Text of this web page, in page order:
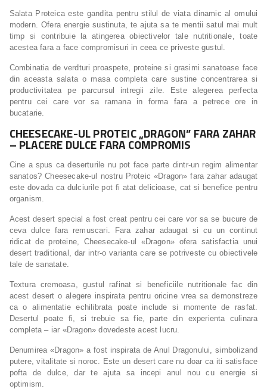
Salata Proteica este gandita pentru stilul de viata dinamic al omului
modern. Ofera energie sustinuta, te ajuta sa te mentii satul mai mult
timp si contribuie la atingerea obiectivelor tale nutritionale, toate
acestea fara a face compromisuri in ceea ce priveste gustul.
Combinatia de verdturi proaspete, proteine si grasimi sanatoase face
din aceasta salata o masa completa care sustine concentrarea si
productivitatea pe parcursul intregii zile. Este alegerea perfecta
pentru cei care vor sa ramana in forma fara a petrece ore in
bucatarie.
CHEESECAKE-UL PROTEIC „DRAGON” FARA ZAHAR
– PLACERE DULCE FARA COMPROMIS
Cine a spus ca deserturile nu pot face parte dintr-un regim alimentar
sanatos? Cheesecake-ul nostru Proteic «Dragon» fara zahar adaugat
este dovada ca dulciurile pot fi atat delicioase, cat si benefice pentru
organism.
Acest desert special a fost creat pentru cei care vor sa se bucure de
ceva dulce fara remuscari. Fara zahar adaugat si cu un continut
ridicat de proteine, Cheesecake-ul «Dragon» ofera satisfactia unui
desert traditional, dar intr-o varianta care se potriveste cu obiectivele
tale de sanatate.
Textura cremoasa, gustul rafinat si beneficiile nutritionale fac din
acest desert o alegere inspirata pentru oricine vrea sa demonstreze
ca o alimentatie echilibrata poate include si momente de rasfat.
Desertul poate fi, si trebuie sa fie, parte din experienta culinara
completa – iar «Dragon» dovedeste acest lucru.
Denumirea «Dragon» a fost inspirata de Anul Dragonului, simbolizand
putere, vitalitate si noroc. Este un desert care nu doar ca iti satisface
pofta de dulce, dar te ajuta sa incepi anul nou cu energie si
optimism.